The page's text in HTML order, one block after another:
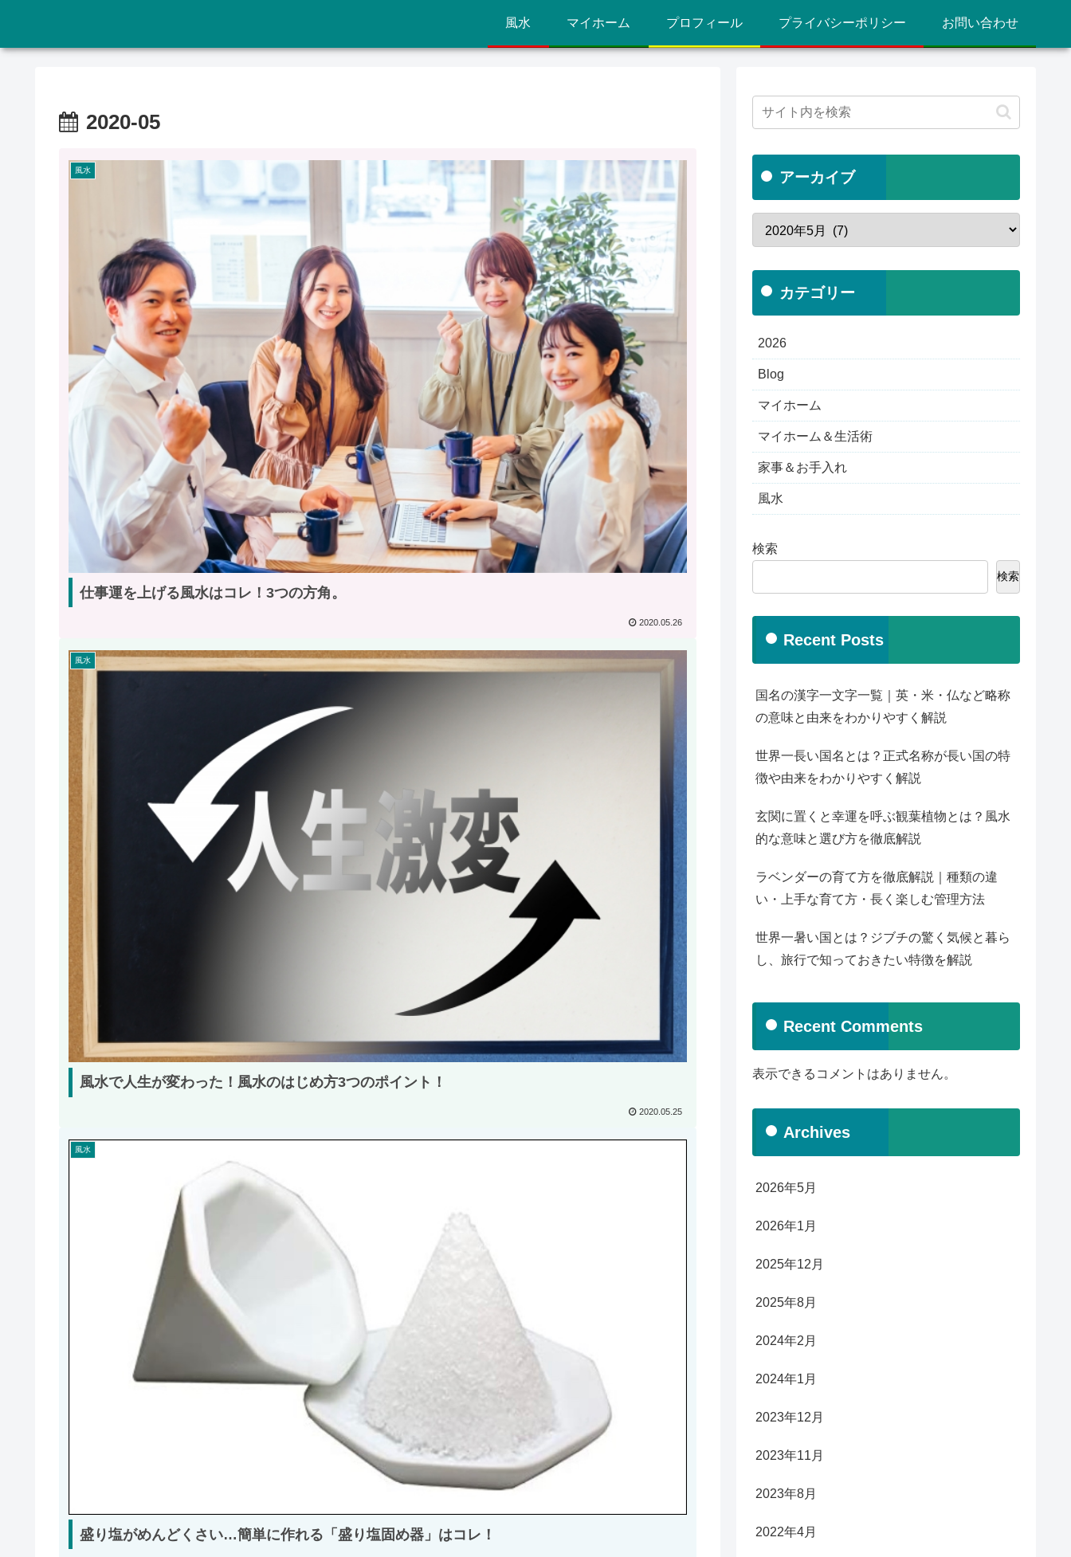
風水 マイホーム プロフィール プライバシーポリシー お問い合わせ
2020-05
風水
仕事運を上げる風水はコレ！3つの方角。
2020.05.26
風水
風水で人生が変わった！風水のはじめ方3つのポイント！
2020.05.25
風水
盛り塩がめんどくさい…簡単に作れる「盛り塩固め器」はコレ！
アーカイブ
カテゴリー
2026
Blog
マイホーム
マイホーム＆生活術
家事＆お手入れ
風水
検索
検索
Recent Posts
国名の漢字一文字一覧｜英・米・仏など略称
の意味と由来をわかりやすく解説
世界一長い国名とは？正式名称が長い国の特
徴や由来をわかりやすく解説
玄関に置くと幸運を呼ぶ観葉植物とは？風水
的な意味と選び方を徹底解説
ラベンダーの育て方を徹底解説｜種類の違
い・上手な育て方・長く楽しむ管理方法
世界一暑い国とは？ジブチの驚く気候と暮ら
し、旅行で知っておきたい特徴を解説
Recent Comments
表示できるコメントはありません。
Archives
2026年5月
2026年1月
2025年12月
2025年8月
2024年2月
2024年1月
2023年12月
2023年11月
2023年8月
2022年4月